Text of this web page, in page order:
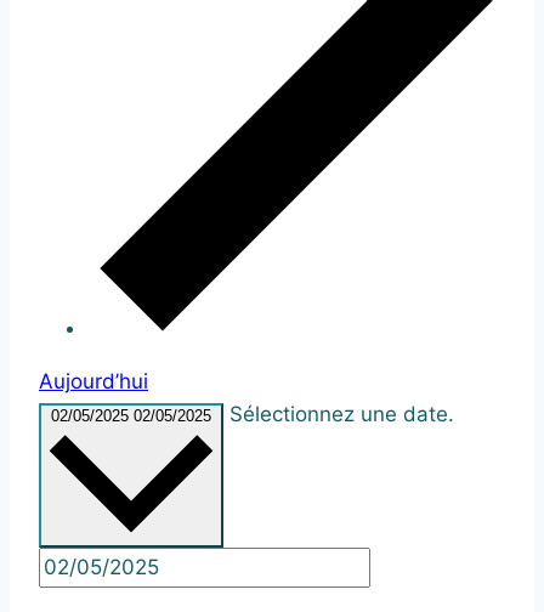
Aujourd’hui
02/05/2025 02/05/2025 Sélectionnez une date.